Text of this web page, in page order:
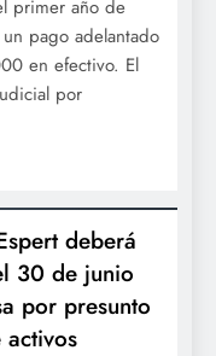
primer año de
pago adelantado
en efectivo. El
por
deberá
30 de junio
por presunto